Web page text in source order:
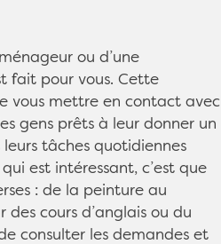
ou d’une
fait pour vous. Cette
vous mettre en contact avec
gens prêts à leur donner un
tâches quotidiennes
est intéressant, c’est que
: de la peinture au
cours d’anglais ou du
consulter les demandes et